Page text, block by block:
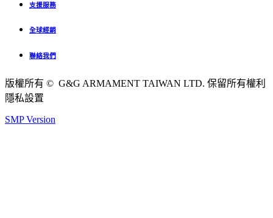
支援服務
全球經銷
聯絡我們
版權所有 © G&G ARMAMENT TAIWAN LTD. 保留所有權利
隱私設置
SMP Version